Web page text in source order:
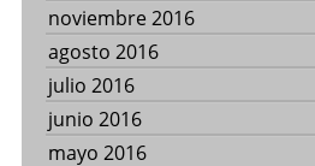
noviembre 2016
agosto 2016
julio 2016
junio 2016
mayo 2016